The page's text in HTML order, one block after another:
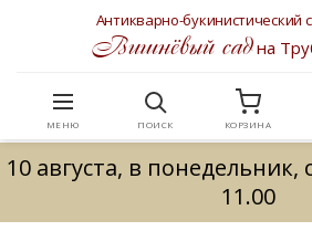
Антикварно-букинистический
Вишнёвый садна
МЕНЮ ПОИСК КОРЗИНА
10 августа, в понедельник,
11.00